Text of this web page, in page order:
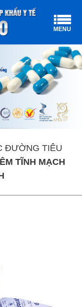
MENU
ĐƯỜNG TIÊU
TĨNH MẠCH